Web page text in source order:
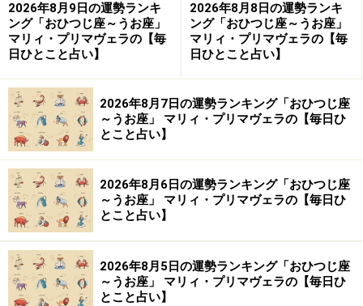
2026年8月9日の運勢ランキ
ング「おひつじ座～うお座」
マリィ・プリマヴェラの【毎
日ひとこと占い】
2026年8月8日の運勢ランキ
ング「おひつじ座～うお座」
マリィ・プリマヴェラの【毎
日ひとこと占い】
2026年8月7日の運勢ランキング「おひつじ座
～うお座」 マリィ・プリマヴェラの【毎日ひ
とこと占い】
2026年8月6日の運勢ランキング「おひつじ座
～うお座」 マリィ・プリマヴェラの【毎日ひ
とこと占い】
2026年8月5日の運勢ランキング「おひつじ座
～うお座」 マリィ・プリマヴェラの【毎日ひ
とこと占い】